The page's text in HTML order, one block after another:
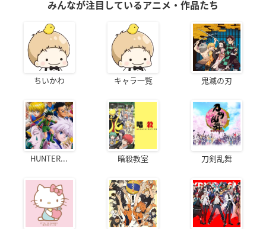
みんなが注目しているアニメ・作品たち
ちいかわ キャラ一覧 鬼滅の刃
HUNTER... 暗殺教室 刀剣乱舞